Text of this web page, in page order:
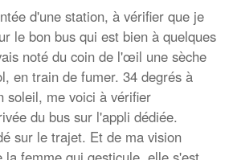
d'une station, à vérifier que je
le bon bus qui est bien à quelques
noté du coin de l'œil une sèche
en train de fumer. 34 degrés à
soleil, me voici à vérifier
du bus sur l'appli dédiée.
sur le trajet. Et de ma vision